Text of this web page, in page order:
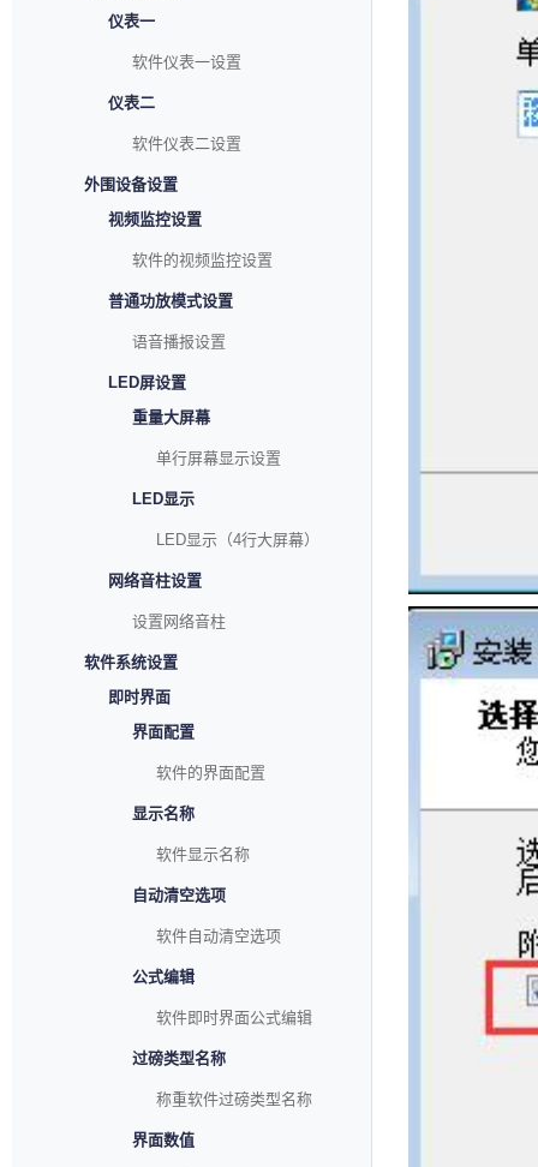
仪表一
软件仪表一设置
仪表二
软件仪表二设置
外围设备设置
视频监控设置
软件的视频监控设置
普通功放模式设置
语音播报设置
LED屏设置
重量大屏幕
单行屏幕显示设置
LED显示
LED显示（4行大屏幕）
网络音柱设置
设置网络音柱
软件系统设置
即时界面
界面配置
软件的界面配置
显示名称
软件显示名称
自动清空选项
软件自动清空选项
公式编辑
软件即时界面公式编辑
过磅类型名称
称重软件过磅类型名称
界面数值